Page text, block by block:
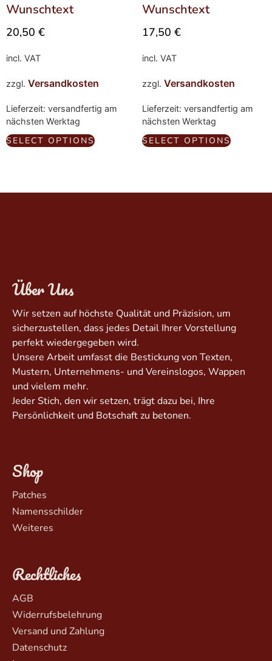
Wunschtext
20,50 €
incl. VAT
zzgl. Versandkosten
Lieferzeit: versandfertig am
nächsten Werktag
SELECT OPTIONS
Wunschtext
17,50 €
incl. VAT
zzgl. Versandkosten
Lieferzeit: versandfertig am
nächsten Werktag
SELECT OPTIONS
Über Uns
Wir setzen auf höchste Qualität und Präzision, um
sicherzustellen, dass jedes Detail Ihrer Vorstellung
perfekt wiedergegeben wird.
Unsere Arbeit umfasst die Bestickung von Texten,
Mustern, Unternehmens- und Vereinslogos, Wappen
und vielem mehr.
Jeder Stich, den wir setzen, trägt dazu bei, Ihre
Persönlichkeit und Botschaft zu betonen.
Shop
Patches
Namensschilder
Weiteres
Rechtliches
AGB
Widerrufsbelehrung
Versand und Zahlung
Datenschutz